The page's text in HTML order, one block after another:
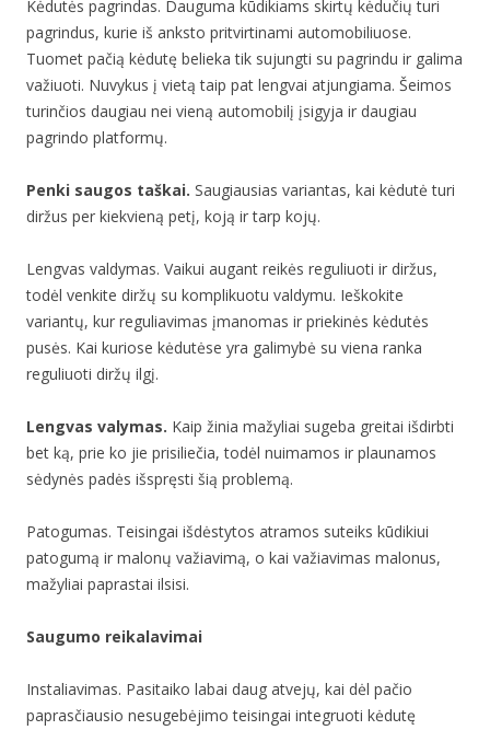
Kėdutės pagrindas. Dauguma kūdikiams skirtų kėdučių turi
pagrindus, kurie iš anksto pritvirtinami automobiliuose.
Tuomet pačią kėdutę belieka tik sujungti su pagrindu ir galima
važiuoti. Nuvykus į vietą taip pat lengvai atjungiama. Šeimos
turinčios daugiau nei vieną automobilį įsigyja ir daugiau
pagrindo platformų.
Penki saugos taškai. Saugiausias variantas, kai kėdutė turi
diržus per kiekvieną petį, koją ir tarp kojų.
Lengvas valdymas. Vaikui augant reikės reguliuoti ir diržus,
todėl venkite diržų su komplikuotu valdymu. Ieškokite
variantų, kur reguliavimas įmanomas ir priekinės kėdutės
pusės. Kai kuriose kėdutėse yra galimybė su viena ranka
reguliuoti diržų ilgį.
Lengvas valymas. Kaip žinia mažyliai sugeba greitai išdirbti
bet ką, prie ko jie prisiliečia, todėl nuimamos ir plaunamos
sėdynės padės išspręsti šią problemą.
Patogumas. Teisingai išdėstytos atramos suteiks kūdikiui
patogumą ir malonų važiavimą, o kai važiavimas malonus,
mažyliai paprastai ilsisi.
Saugumo reikalavimai
Instaliavimas. Pasitaiko labai daug atvejų, kai dėl pačio
paprasčiausio nesugebėjimo teisingai integruoti kėdutę